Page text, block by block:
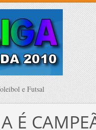
e Futsal
É